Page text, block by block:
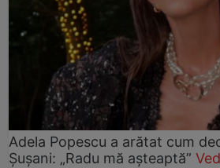
Adela Popescu a arătat cum
Șușani: „Radu mă așteaptă”